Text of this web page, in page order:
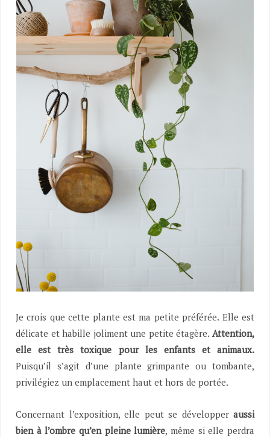
Je crois que cette plante est ma petite préférée. Elle est
délicate et habille joliment une petite étagère. Attention,
elle est très toxique pour les enfants et animaux.
Puisqu’il s’agit d’une plante grimpante ou tombante,
privilégiez un emplacement haut et hors de portée.
Concernant l’exposition, elle peut se développer aussi
bien à l’ombre qu’en pleine lumière, même si elle perdra